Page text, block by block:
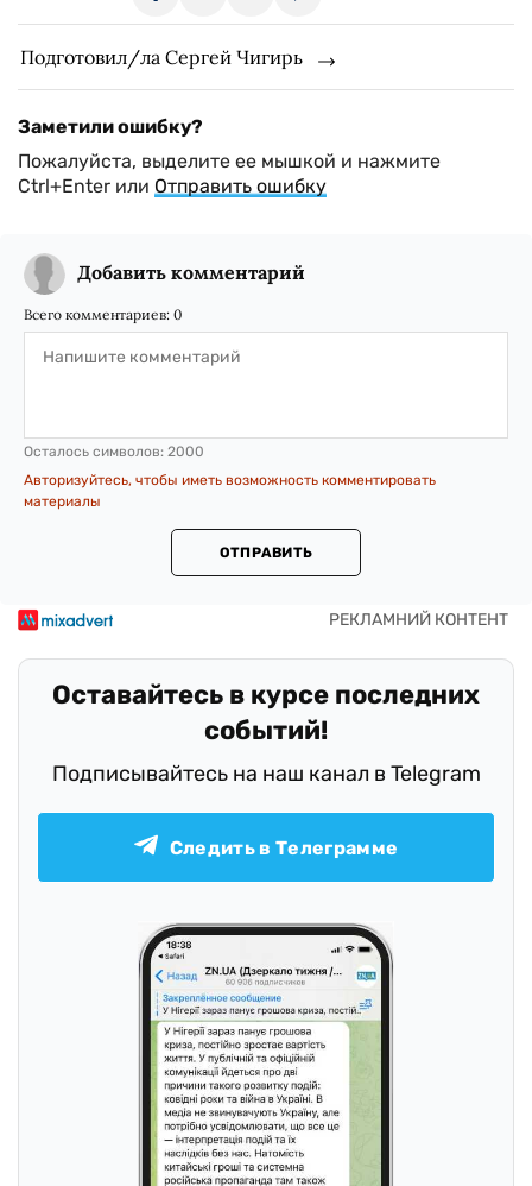
Подготовил/ла Сергей Чигирь
Заметили ошибку?
Пожалуйста, выделите ее мышкой и нажмите
Ctrl+Enter или Отправить ошибку
Добавить комментарий
Всего комментариев: 0
Осталось символов: 2000
Авторизуйтесь, чтобы иметь возможность комментировать
материалы
ОТПРАВИТЬ
Оставайтесь в курсе последних
событий!
Подписывайтесь на наш канал в Telegram
Следить в Телеграмме